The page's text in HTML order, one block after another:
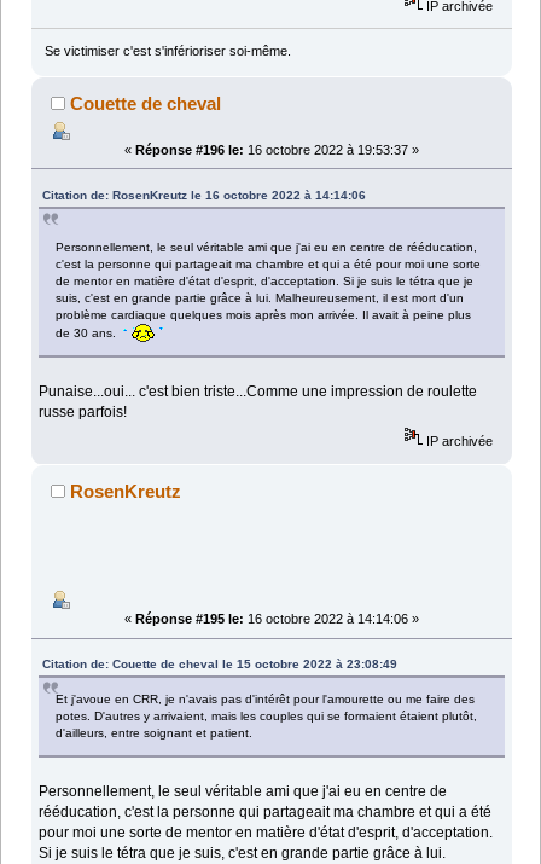
IP archivée
Se victimiser c'est s'inférioriser soi-même.
Couette de cheval
« Réponse #196 le: 16 octobre 2022 à 19:53:37 »
Citation de: RosenKreutz le 16 octobre 2022 à 14:14:06
Personnellement, le seul véritable ami que j'ai eu en centre de rééducation,
c'est la personne qui partageait ma chambre et qui a été pour moi une sorte
de mentor en matière d'état d'esprit, d'acceptation. Si je suis le tétra que je
suis, c'est en grande partie grâce à lui. Malheureusement, il est mort d'un
problème cardiaque quelques mois après mon arrivée. Il avait à peine plus
de 30 ans.
Punaise...oui... c'est bien triste...Comme une impression de roulette
russe parfois!
IP archivée
RosenKreutz
« Réponse #195 le: 16 octobre 2022 à 14:14:06 »
Citation de: Couette de cheval le 15 octobre 2022 à 23:08:49
Et j'avoue en CRR, je n'avais pas d'intérêt pour l'amourette ou me faire des
potes. D'autres y arrivaient, mais les couples qui se formaient étaient plutôt,
d'ailleurs, entre soignant et patient.
Personnellement, le seul véritable ami que j'ai eu en centre de
rééducation, c'est la personne qui partageait ma chambre et qui a été
pour moi une sorte de mentor en matière d'état d'esprit, d'acceptation.
Si je suis le tétra que je suis, c'est en grande partie grâce à lui.